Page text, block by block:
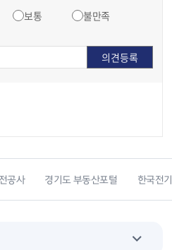
보통
불만족
공사 경기도 부동산포털 한국전